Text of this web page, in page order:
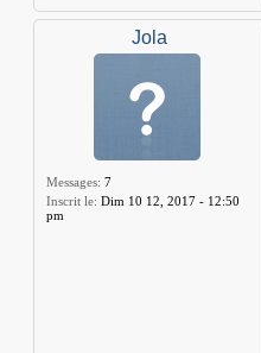
Jola
Messages: 7
Inscrit le: Dim 10 12, 2017 - 12:50
pm